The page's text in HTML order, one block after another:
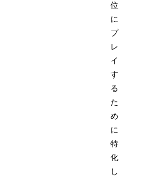
位
に
プ
レ
イ
す
る
た
め
に
特
化
し